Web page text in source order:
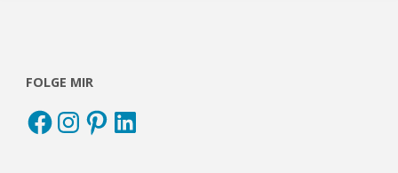
FOLGE MIR
FacebookInstagramPinterest
LinkedIn